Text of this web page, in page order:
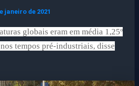
janeiro de 2021
globais eram em média 1,25º
tempos pré-industriais, disse